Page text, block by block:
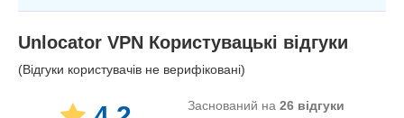
Unlocator VPN Користувацькі відгуки
(Відгуки користувачів не верифіковані)
Заснований на 26відгуки